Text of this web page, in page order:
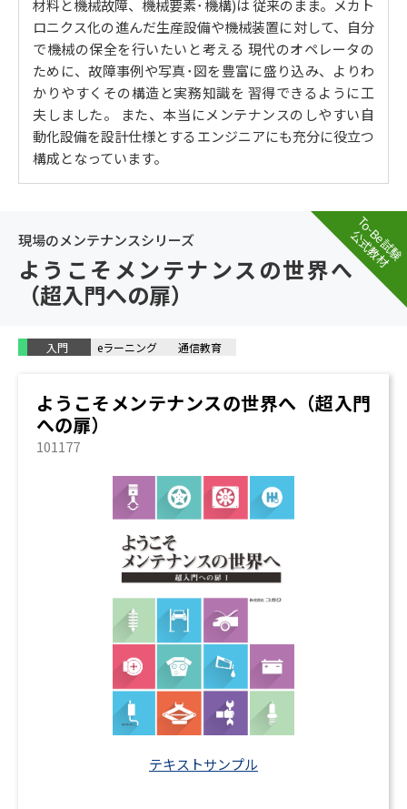
材料と機械故障、機械要素･機構)は 従来のまま。メカト
ロニクス化の進んだ生産設備や機械装置に対して、自分
で機械の保全を行いたいと考える 現代のオペレータの
ために、故障事例や写真･図を豊富に盛り込み、よりわ
かりやすくその構造と実務知識を 習得できるように工
夫しました。 また、本当にメンテナンスのしやすい自
動化設備を設計仕様とするエンジニアにも充分に役立つ
構成となっています。
現場のメンテナンスシリーズ
ようこそメンテナンスの世界へ
（超入門への扉）
To-Be試験
公式教材
入門 eラーニング 通信教育
ようこそメンテナンスの世界へ（超入門
への扉）
101177
テキストサンプル